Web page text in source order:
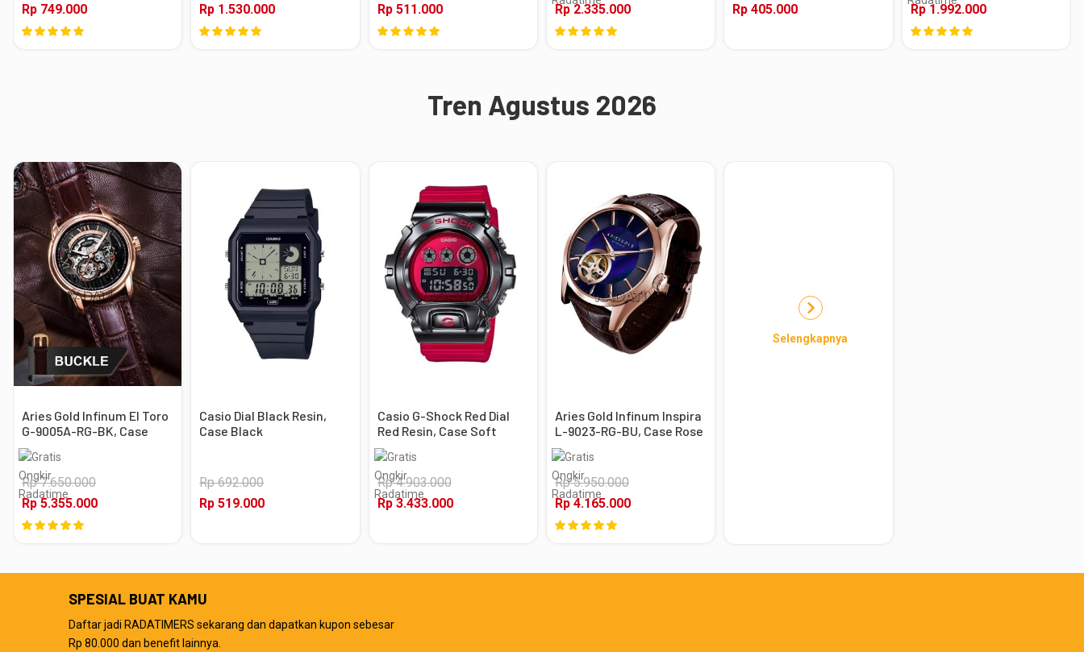
Rp 749.000
Rp 1.530.000
Rp 511.000
Rp 2.335.000
Rp 405.000
Rp 1.992.000
Tren Agustus 2026
Aries Gold Infinum El Toro
G-9005A-RG-BK, Case
Rose Gold
Rp 7.650.000
Rp 5.355.000
Casio Dial Black Resin,
Case Black
Rp 692.000
Rp 519.000
Casio G-Shock Red Dial
Red Resin, Case Soft
Black
Rp 4.903.000
Rp 3.433.000
Aries Gold Infinum Inspira
L-9023-RG-BU, Case Rose
Gold
Rp 5.950.000
Rp 4.165.000
Selengkapnya
SPESIAL BUAT KAMU
Daftar jadi RADATIMERS sekarang dan dapatkan kupon sebesar
Rp 80.000 dan benefit lainnya.